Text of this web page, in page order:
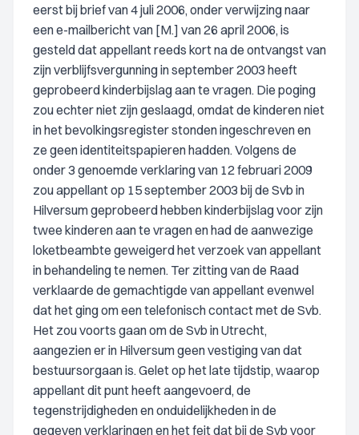
eerst bij brief van 4 juli 2006, onder verwijzing naar
een e-mailbericht van [M.] van 26 april 2006, is
gesteld dat appellant reeds kort na de ontvangst van
zijn verblijfsvergunning in september 2003 heeft
geprobeerd kinderbijslag aan te vragen. Die poging
zou echter niet zijn geslaagd, omdat de kinderen niet
in het bevolkingsregister stonden ingeschreven en
ze geen identiteitspapieren hadden. Volgens de
onder 3 genoemde verklaring van 12 februari 2009
zou appellant op 15 september 2003 bij de Svb in
Hilversum geprobeerd hebben kinderbijslag voor zijn
twee kinderen aan te vragen en had de aanwezige
loketbeambte geweigerd het verzoek van appellant
in behandeling te nemen. Ter zitting van de Raad
verklaarde de gemachtigde van appellant evenwel
dat het ging om een telefonisch contact met de Svb.
Het zou voorts gaan om de Svb in Utrecht,
aangezien er in Hilversum geen vestiging van dat
bestuursorgaan is. Gelet op het late tijdstip, waarop
appellant dit punt heeft aangevoerd, de
tegenstrijdigheden en onduidelijkheden in de
gegeven verklaringen en het feit dat bij de Svb voor